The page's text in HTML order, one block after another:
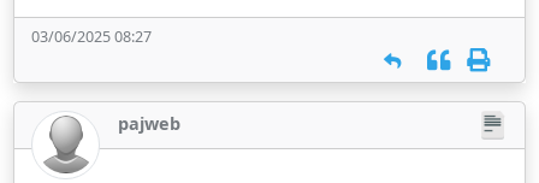
03/06/2025 08:27
pajweb